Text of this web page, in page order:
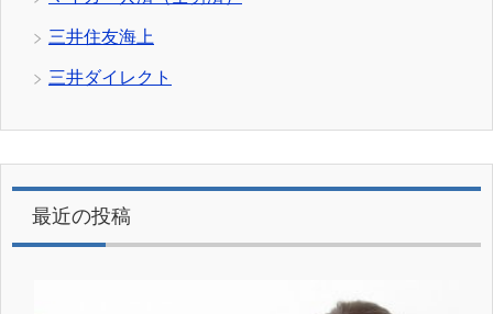
三井住友海上
三井ダイレクト
最近の投稿